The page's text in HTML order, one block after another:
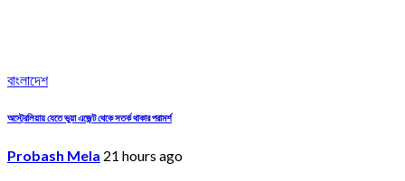
বাংলাদেশ
অস্ট্রেলিয়ায় যেতে ভুয়া এজেন্ট থেকে সতর্ক থাকার পরামর্শ
Probash Mela 21 hours ago